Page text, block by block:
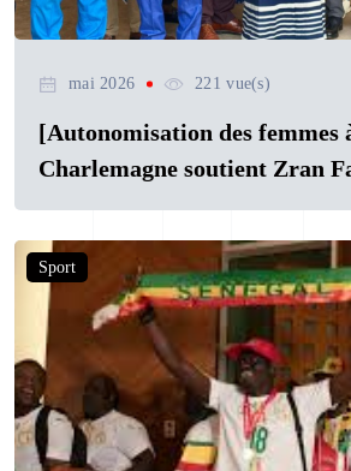
mai 2026 221 vue(s)
[Autonomisation des femmes
Charlemagne soutient Zran
Sport